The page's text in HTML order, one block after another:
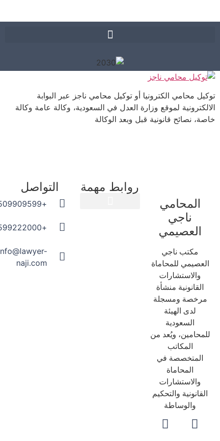
محامي الكترونيا أو توكيل محامي ناجز عبر البوابة
لموقع وزارة العدل في السعودية، وكالة عامة وكالة
نصائح قانونية قبل وبعد الوكالة
المحامي
ناجي
العصيمي
مكتب ناجي
للمحاماة
والاستشارات
منشأة
ومسجلة
لدى الهيئة
السعودية
ويُعد من
المكاتب
المتخصصة في
المحاماة
والاستشارات
والتحكيم
والوساطة
روابط مهمة التواصل
info@lawyer-
naji.com